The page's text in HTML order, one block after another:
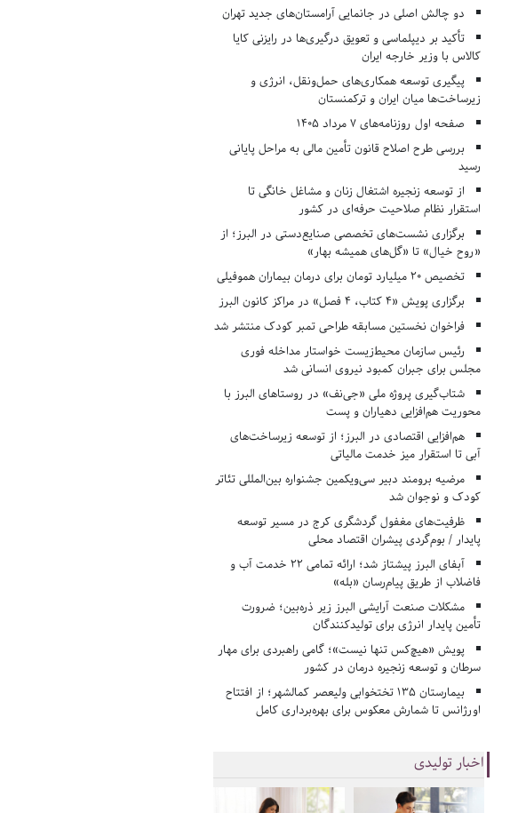
دو چالش اصلی در جانمایی آرامستان‌های جدید تهران
تأکید بر دیپلماسی و تعویق درگیری‌ها در رایزنی کایا
کالاس با وزیر خارجه ایران
پیگیری توسعه همکاری‌های حمل‌ونقل، انرژی و
زیرساخت‌ها میان ایران و ترکمنستان
صفحه اول روزنامه‌های 7 مرداد 1405
بررسی طرح اصلاح قانون تأمین مالی به مراحل پایانی
رسید
از توسعه زنجیره اشتغال زنان و مشاغل خانگی تا
استقرار نظام صلاحیت حرفه‌ای در کشور
برگزاری نشست‌های تخصصی صنایع‌دستی در البرز؛ از
«روح خیال» تا «گل‌های همیشه بهار»
تخصیص ۲۰ میلیارد تومان برای درمان بیماران هموفیلی
برگزاری پویش «۴ کتاب، ۴ فصل» در مراکز کانون البرز
فراخوان نخستین مسابقه طراحی تمبر کودک منتشر شد
رئیس سازمان محیط‌زیست خواستار مداخله فوری
مجلس برای جبران کمبود نیروی انسانی شد
شتاب‌گیری پروژه ملی «جی‌نف» در روستاهای البرز با
محوریت هم‌افزایی دهیاران و پست
هم‌افزایی اقتصادی در البرز؛ از توسعه زیرساخت‌های
آبی تا استقرار میز خدمت مالیاتی
مرضیه برومند دبیر سی‌ویکمین جشنواره بین‌المللی تئاتر
کودک و نوجوان شد
ظرفیت‌های مغفول گردشگری کرج در مسیر توسعه
پایدار / بوم‌گردی پیشران اقتصاد محلی
آبفای البرز پیشتاز شد؛ ارائه تمامی ۲۲ خدمت آب و
فاضلاب از طریق پیام‌رسان «بله»
مشکلات صنعت آرایشی البرز زیر ذره‌بین؛ ضرورت
تأمین پایدار انرژی برای تولیدکنندگان
پویش «هیچ‌کس تنها نیست»؛ گامی راهبردی برای مهار
سرطان و توسعه زنجیره درمان در کشور
بیمارستان ۱۳۵ تختخوابی ولیعصر کمالشهر؛ از افتتاح
اورژانس تا شمارش معکوس برای بهره‌برداری کامل
اخبار تولیدی